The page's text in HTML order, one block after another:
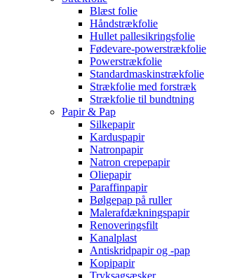
Blæst folie
Håndstrækfolie
Hullet pallesikringsfolie
Fødevare-powerstrækfolie
Powerstrækfolie
Standardmaskinstrækfolie
Strækfolie med forstræk
Strækfolie til bundtning
Papir & Pap
Silkepapir
Karduspapir
Natronpapir
Natron crepepapir
Oliepapir
Paraffinpapir
Bølgepap på ruller
Malerafdækningspapir
Renoveringsfilt
Kanalplast
Antiskridpapir og -pap
Kopipapir
Tryksagsæsker